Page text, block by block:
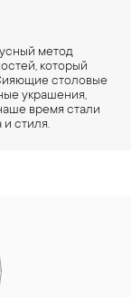
метод
который
столовые
украшения,
время стали
стиля.